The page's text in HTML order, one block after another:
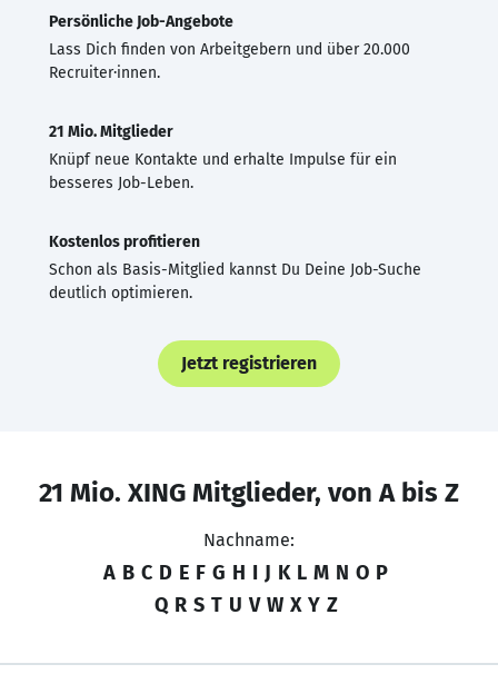
Persönliche Job-Angebote
Lass Dich finden von Arbeitgebern und über 20.000
Recruiter·innen.
21 Mio. Mitglieder
Knüpf neue Kontakte und erhalte Impulse für ein
besseres Job-Leben.
Kostenlos profitieren
Schon als Basis-Mitglied kannst Du Deine Job-Suche
deutlich optimieren.
Jetzt registrieren
21 Mio. XING Mitglieder, von A bis Z
Nachname:
A B C D E F G H I J K L M N O P
Q R S T U V W X Y Z